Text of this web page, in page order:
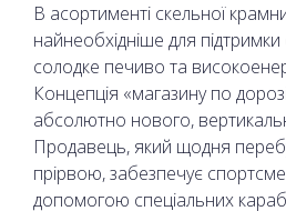
В асортименті скельної
найнеобхідніше для
солодке печиво та
Концепція «магазину по
абсолютно нового,
Продавець, який щодня
прірвою, забезпечує
допомогою спеціальних